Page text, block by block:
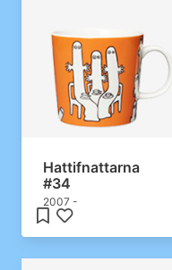
Hattifnattarna
#34
2007 -